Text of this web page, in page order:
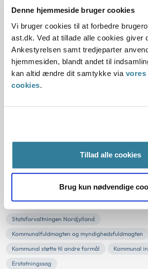
Denne hjemmeside bruger cookies
Vi bruger cookies til at forbedre
ast.dk. Ved at tillade alle cookies giver
Ankestyrelsen samt tredjeparter
hjemmesiden, blandt andet til
kan altid ændre dit samtykke via vores
cookies.
Tillad alle cookies
Brug kun nødvendige
Sagsbehandlingsfrister
Retssikkerhedsloven
Social og beskæftigelse
Sektorlovgivningen
Statsforvaltningen Midtjylland
En kommune havde ikke fastsat og
sagsbehandlingsfrister på det sociale
Statsforvaltningen Midtjylland
overlade til et udvalg eller
Statsforvaltningen vurderede også, at
lovligt kunne fastsætte...
Kommunes overtagelse
forpligtelser fra fond
07-07-2011
Statsforvaltningen Nordjylland
Kommunalfuldmagten og myndighedsfuldmagten
Kommunal støtte til andre formål
Kommunal
Erstatningssag